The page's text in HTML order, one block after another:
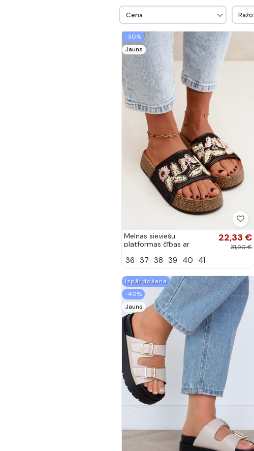
Cena
-30%
Jauns
Melnas sieviešu
platformas čības ar
22,33 €
31,90 €
36 37 38 39 40 41
Izpārdošana
-40%
Jauns